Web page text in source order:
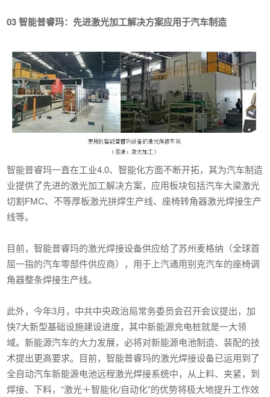
03 智能普睿玛：先进激光加工解决方案应用于汽车制造
智能普睿玛一直在工业4.0、智能化方面不断开拓，其为汽车制造
业提供了先进的激光加工解决方案，应用板块包括汽车大梁激光
切割FMC、不等厚板激光拼焊生产线、座椅转角器激光焊接生产
线等。
目前，智能普睿玛的激光焊接设备供应给了苏州麦格纳（全球首
屈一指的汽车零部件供应商），用于上汽通用别克汽车的座椅调
角器整条焊接生产线。
此外，今年3月，中共中央政治局常务委员会召开会议提出，加
快7大新型基础设施建设进度，其中新能源充电桩就是一大领
域。新能源汽车的大力发展，必将对新能源电池制造、装配的技
术提出更高要求。目前，智能普睿玛的激光焊接设备已运用到了
全自动汽车新能源电池远程激光焊接系统中，从上料、夹紧，到
焊接、下料，“激光＋智能化/自动化”的优势将极大地提升工作效